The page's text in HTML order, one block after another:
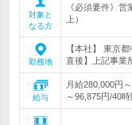
対象と
なる方
《必須要件》
上）
勤務地
【本社】 東京
直後】上記事業
給与
月給280,000円
～96,875円/40